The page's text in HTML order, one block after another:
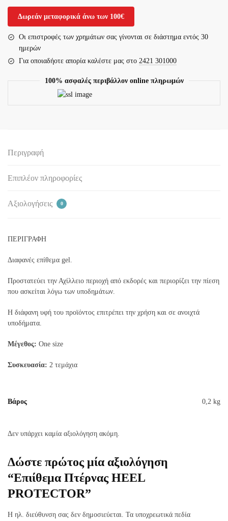
Δωρεάν μεταφορικά άνω των 100€
Οι επιστροφές των χρημάτων σας γίνονται σε διάστημα εντός 30
ημερών
Για οποιαδήοτε απορία καλέστε μας στο 2421 301000
100% ασφαλές περιβάλλον online πληρωμών
Περιγραφή
Επιπλέον πληροφορίες
Αξιολογήσεις 0
ΠΕΡΙΓΡΑΦΗ
Διαφανές επίθεμα gel.
Προστατεύει την Αχίλλειο περιοχή από εκδορές και περιορίζει την πίεση
που ασκείται λόγω των υποδημάτων.
Η διάφανη υφή του προϊόντος επιτρέπει την χρήση και σε ανοιχτά
υποδήματα.
Μέγεθος: Οne size
Συσκευασία: 2 τεμάχια
Βάρος 0,2 kg
Δεν υπάρχει καμία αξιολόγηση ακόμη.
Δώστε πρώτος μία αξιολόγηση
“Επιίθεμα Πτέρνας HEEL
PROTECTOR”
Η ηλ. διεύθυνση σας δεν δημοσιεύεται. Τα υποχρεωτικά πεδία